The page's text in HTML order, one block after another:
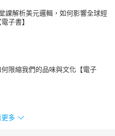
課解析美元邏輯，如何影響全球經
子書】
限縮我們的品味與文化【電子
多